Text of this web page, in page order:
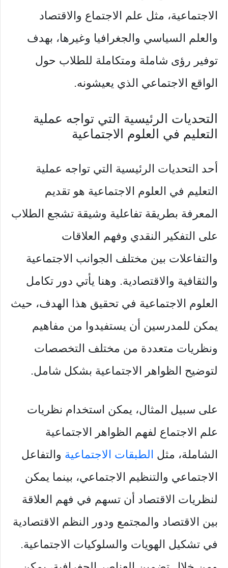
الاجتماعية، مثل علم الاجتماع والاقتصاد
والعلم السياسي والجغرافيا وغيرها، بهدف
توفير رؤى شاملة ومتكاملة للطلاب حول
الواقع الاجتماعي الذي يعيشونه.
التحديات الرئيسية التي تواجه عملية
التعليم في العلوم الاجتماعية
أحد التحديات الرئيسية التي تواجه عملية
التعليم في العلوم الاجتماعية هو تقديم
المعرفة بطريقة تفاعلية وشيقة تشجع الطلاب
على التفكير النقدي وفهم العلاقات
والتفاعلات بين مختلف الجوانب الاجتماعية
والثقافية والاقتصادية. وهنا يأتي دور تكامل
العلوم الاجتماعية في تحقيق هذا الهدف، حيث
يمكن للمدرسين أن يستفيدوا من مفاهيم
ونظريات متعددة من مختلف التخصصات
لتوضيح الظواهر الاجتماعية بشكل شامل.
على سبيل المثال، يمكن استخدام نظريات
علم الاجتماع لفهم الظواهر الاجتماعية
الشاملة، مثل الطبقات الاجتماعية والتفاعل
الاجتماعي والتنظيم الاجتماعي، بينما يمكن
لنظريات الاقتصاد أن تسهم في فهم العلاقة
بين الاقتصاد والمجتمع ودور النظم الاقتصادية
في تشكيل الهويات والسلوكيات الاجتماعية.